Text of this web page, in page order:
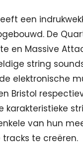
een
De
en Massive
string
elektronische
Bristol
karakteristieke
van hun
te creëren.